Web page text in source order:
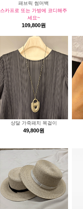
패브릭 썸머백
스카프로 또는 가방에 코디해주
세요~
109,800원
샹달 가죽패치 목걸이
49,800원